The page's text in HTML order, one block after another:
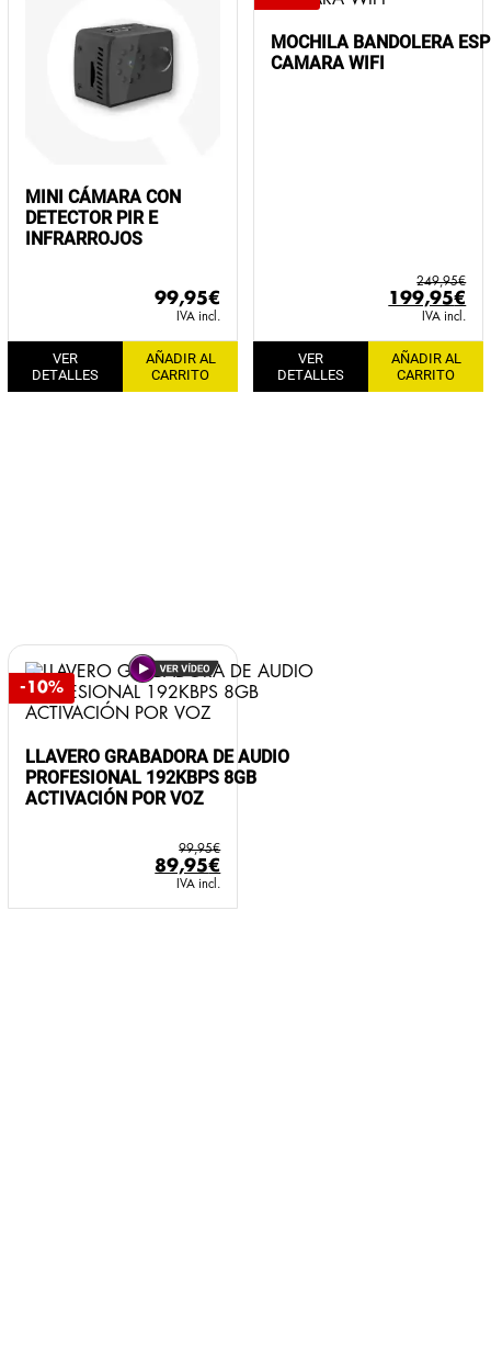
MINI CÁMARA CON
DETECTOR PIR E
INFRARROJOS
99,95€
IVA incl.
VER
DETALLES
AÑADIR AL
CARRITO
MOCHILA BANDOLERA
CAMARA WIFI
249,95€
El
precio
original
era:
249,95€.
199,95€
IVA incl.
VER
DETALLES
AÑADIR AL
CARRITO
-10%
LLAVERO GRABADORA DE AUDIO
PROFESIONAL 192KBPS 8GB
ACTIVACIÓN POR VOZ
99,95€
El
precio
original
89,95€
precio
actual
IVA incl.